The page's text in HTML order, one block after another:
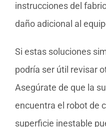
instrucciones del
daño adicional al
Si estas soluciones
podría ser útil revisar
Asegúrate de que la
encuentra el robot de
superficie inestable